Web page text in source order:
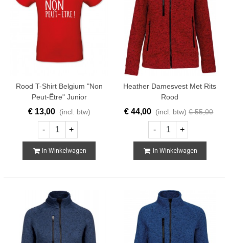
Rood T-Shirt Belgium "Non
Peut-Être" Junior
€ 13,00 (incl. btw)
- +
In Winkelwagen
Heather Damesvest Met Rits
Rood
€ 44,00 (incl. btw) € 55,00
- +
In Winkelwagen